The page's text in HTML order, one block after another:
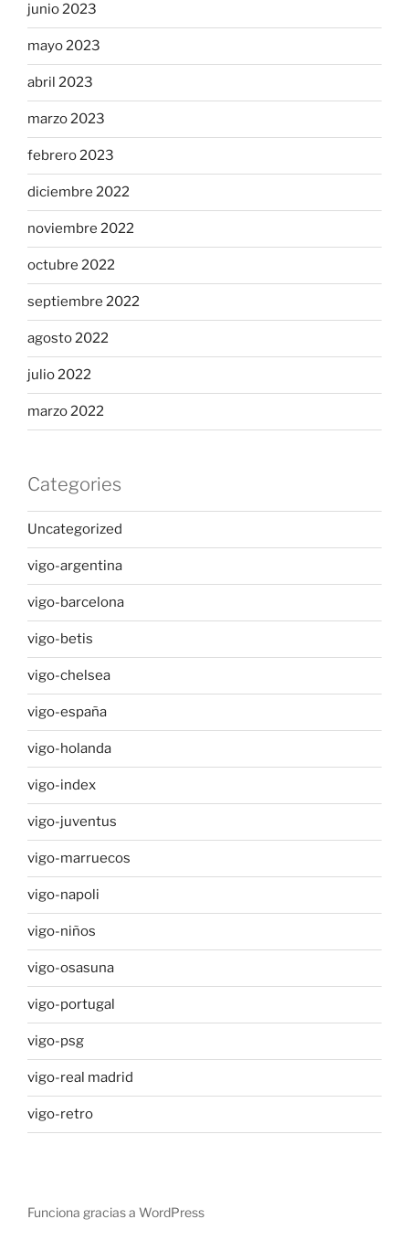
junio 2023
mayo 2023
abril 2023
marzo 2023
febrero 2023
diciembre 2022
noviembre 2022
octubre 2022
septiembre 2022
agosto 2022
julio 2022
marzo 2022
Categories
Uncategorized
vigo-argentina
vigo-barcelona
vigo-betis
vigo-chelsea
vigo-españa
vigo-holanda
vigo-index
vigo-juventus
vigo-marruecos
vigo-napoli
vigo-niños
vigo-osasuna
vigo-portugal
vigo-psg
vigo-real madrid
vigo-retro
Funciona gracias a WordPress